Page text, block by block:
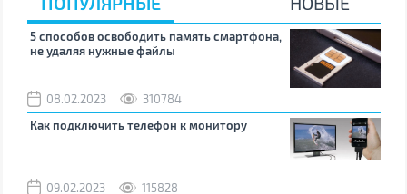
5 способов освободить память смартфона,
не удаляя нужные файлы
08.02.2023
310784
Как подключить телефон к монитору
09.02.2023
115828